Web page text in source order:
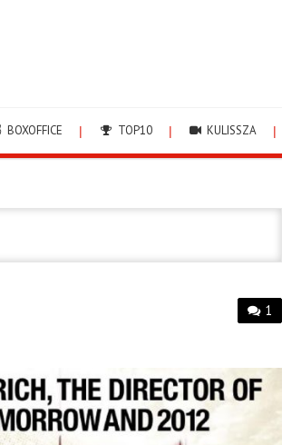
BOXOFFICE TOP10 KULISSZA
1